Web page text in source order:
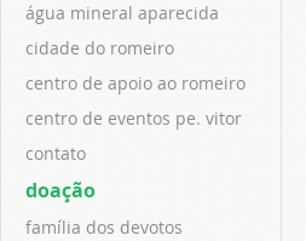
água mineral aparecida
cidade do romeiro
centro de apoio ao romeiro
centro de eventos pe. vitor
contato
doação
família dos devotos